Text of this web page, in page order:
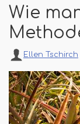
Wie
Ellen Tschirch